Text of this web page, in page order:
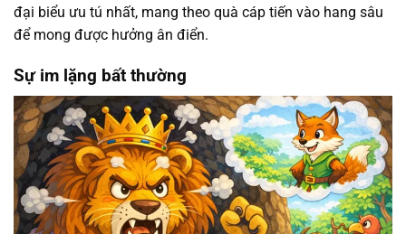
đại biểu ưu tú nhất, mang theo quà cáp tiến vào hang sâu
để mong được hưởng ân điển.
Sự im lặng bất thường